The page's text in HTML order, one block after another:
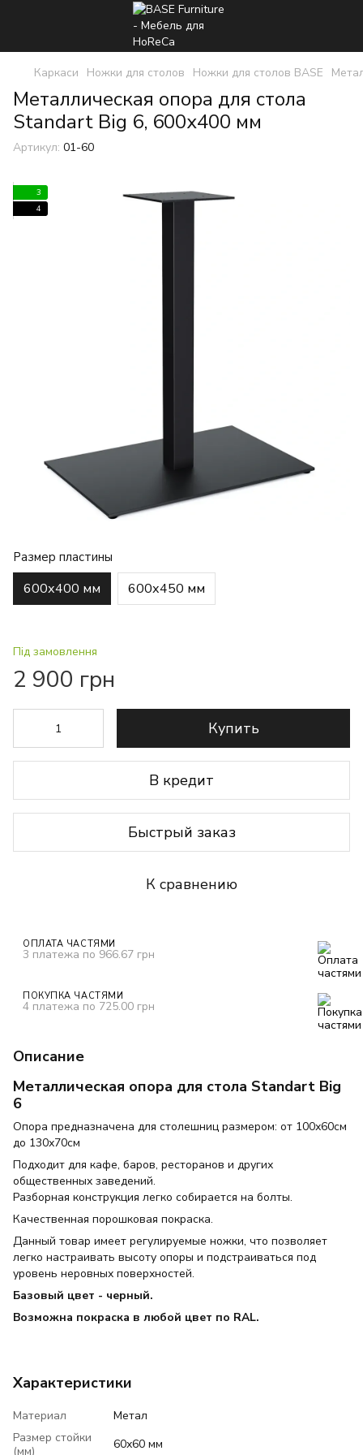
Каркаси Ножки для столов Ножки для столов BASE
Металлическая опора для стола
Standart Big 6, 600х400 мм
Артикул: 01-60
3
4
Размер пластины
600х400 мм 600х450 мм
Під замовлення
2 900 грн
Купить
В кредит
Быстрый заказ
К сравнению
ОПЛАТА ЧАСТЯМИ
3 платежа по 966.67 грн
ПОКУПКА ЧАСТЯМИ
4 платежа по 725.00 грн
Описание
Металлическая опора для стола Standart Big
6
Опора предназначена для столешниц размером: от 100х60см
до 130х70см
Подходит для кафе, баров, ресторанов и других
общественных заведений.
Разборная конструкция легко собирается на болты.
Качественная порошковая покраска.
Данный товар имеет регулируемые ножки, что позволяет
легко настраивать высоту опоры и подстраиваться под
уровень неровных поверхностей.
Базовый цвет - черный.
Возможна покраска в любой цвет по RAL.
Характеристики
Материал
Метал
Размер стойки
(мм)
60х60 мм